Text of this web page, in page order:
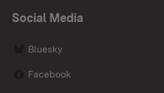
Social Media
Bluesky
Facebook